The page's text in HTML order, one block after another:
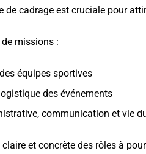
de cadrage est cruciale pour
missions :
équipes sportives
des événements
communication et vie
et concrète des rôles à